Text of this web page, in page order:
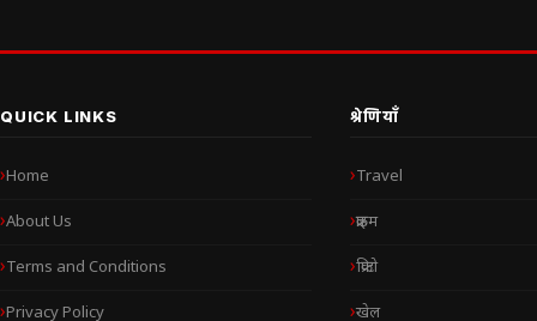
QUICK LINKS
Home
About Us
Terms and Conditions
Privacy Policy
श्रेणियाँ
Travel
क्राइम
क्रिप्टो
खेल